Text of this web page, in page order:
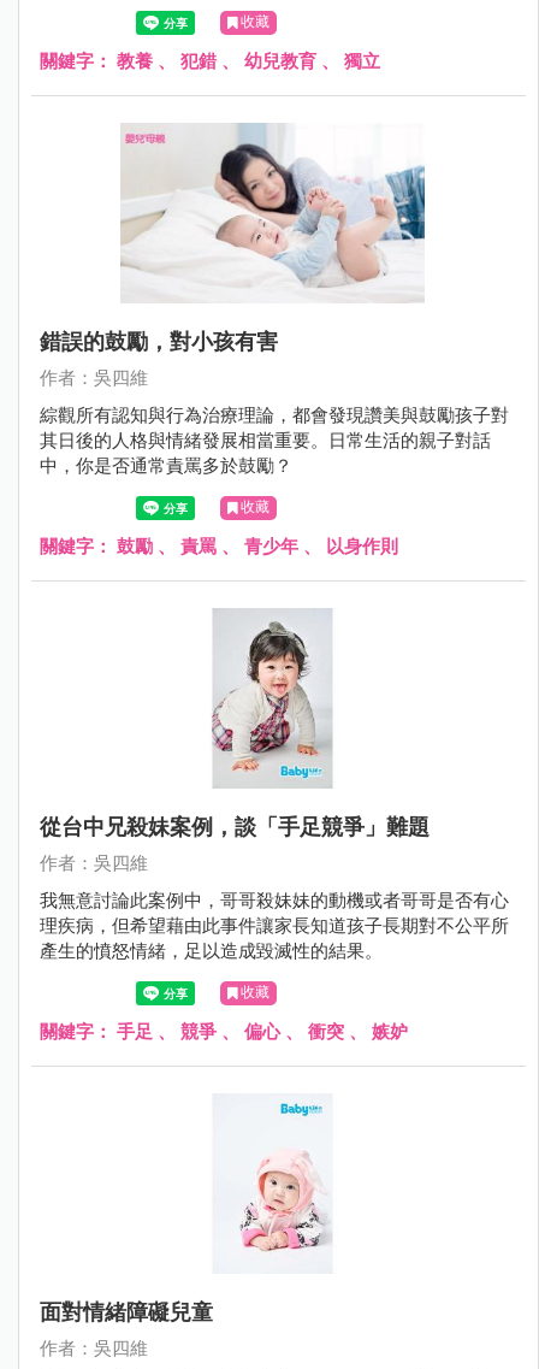
為合群的綿羊時，也因此出現適應上的困難。
收藏
關鍵字： 教養 、 犯錯、 幼兒教育 、 獨立
錯誤的鼓勵，對小孩有害
作者：吳四維
綜觀所有認知與行為治療理論，都會發現讚美與鼓勵孩子對
其日後的人格與情緒發展相當重要。日常生活的親子對話
中，你是否通常責罵多於鼓勵？
收藏
關鍵字： 鼓勵 、 責罵 、 青少年 、 以身作則
從台中兄殺妹案例，談「手足競爭」難題
作者：吳四維
我無意討論此案例中，哥哥殺妹妹的動機或者哥哥是否有心
理疾病，但希望藉由此事件讓家長知道孩子長期對不公平所
產生的憤怒情緒，足以造成毀滅性的結果。
收藏
關鍵字： 手足 、 競爭 、 偏心、 衝突 、 嫉妒
面對情緒障礙兒童
作者：吳四維